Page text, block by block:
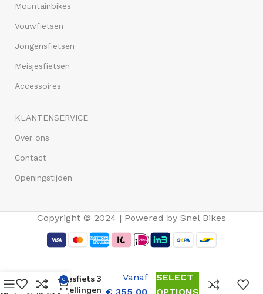
Mountainbikes
Vouwfietsen
Jongensfietsen
Meisjesfietsen
Accessoires
KLANTENSERVICE
Over ons
Contact
Openingstijden
Copyright © 2024 | Powered by Snel Bikes
Meisjesfiets 3
versnellingen
Vanaf
SELECT
0